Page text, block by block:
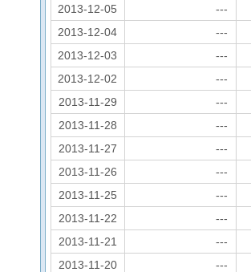
2013-12-05
---
2013-12-04
---
2013-12-03
---
2013-12-02
---
2013-11-29
---
2013-11-28
---
2013-11-27
---
2013-11-26
---
2013-11-25
---
2013-11-22
---
2013-11-21
---
2013-11-20
---